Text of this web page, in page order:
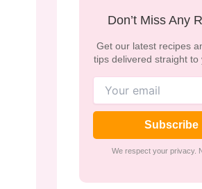
Don’t Miss Any
Get our latest recipes
tips delivered straight to
Subscribe
We respect your privacy.